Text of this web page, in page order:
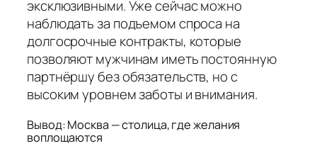
эксклюзивными. Уже сейчас можно
наблюдать за подъемом спроса на
долгосрочные контракты, которые
позволяют мужчинам иметь постоянную
партнёршу без обязательств, но с
высоким уровнем заботы и внимания.
Вывод: Москва — столица, где желания
воплощаются